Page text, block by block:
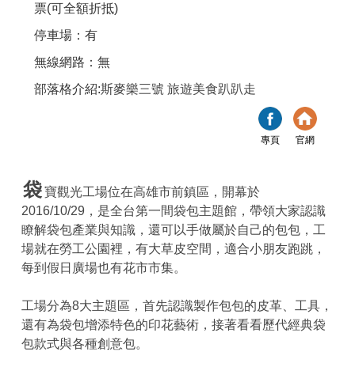
票(可全額折抵)
停車場：有
無線網路：無
部落格介紹:斯麥樂三號 旅遊美食趴趴走
專頁 官網
袋寶觀光工場位在高雄市前鎮區，開幕於
2016/10/29，是全台第一間袋包主題館，帶領大家認識
瞭解袋包產業與知識，還可以手做屬於自己的包包，工
場就在勞工公園裡，有大草皮空間，適合小朋友跑跳，
每到假日廣場也有花市市集。
工場分為8大主題區，首先認識製作包包的皮革、工具，
還有為袋包增添特色的印花藝術，接著看看歷代經典袋
包款式與各種創意包。